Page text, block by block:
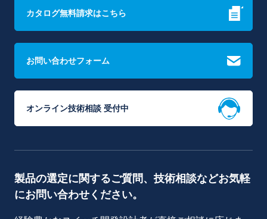
カタログ無料請求はこちら
お問い合わせフォーム
オンライン技術相談 受付中
製品の選定に関するご質問、技術相談などお気軽
にお問い合わせください。